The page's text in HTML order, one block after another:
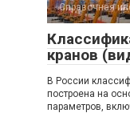
Справочная
кранов
В России
построена на
параметров,